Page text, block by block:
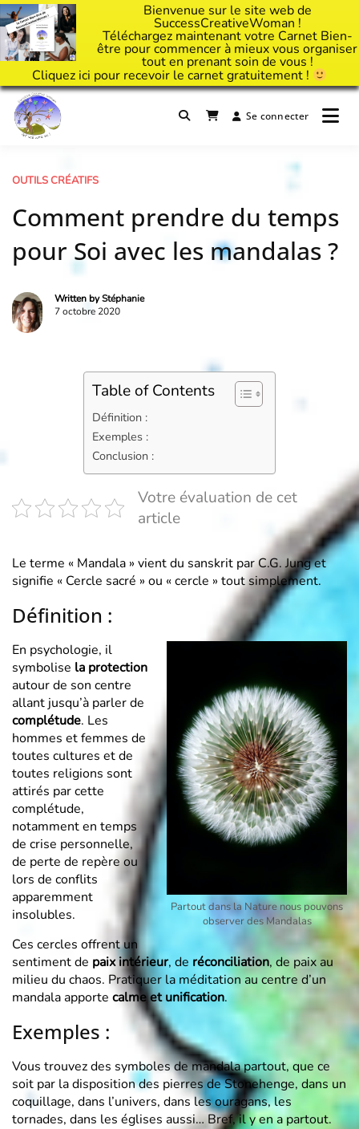
Bienvenue sur le site web de
SuccessCreativeWoman !
Téléchargez maintenant votre Carnet Bien-
être pour commencer à mieux vous organiser
tout en prenant soin de vous !
Cliquez ici pour recevoir le carnet gratuitement !
Passer
contenu
Il est temps d'ART'ivez votre vie !Se connecter
OUTILS CRÉATIFS
Comment prendre du temps
pour Soi avec les mandalas ?
Written byStéphanie
7 octobre 2020
Table of Contents
Définition :
Exemples :
Conclusion :
Votre évaluation de cet
article
Le terme « Mandala » vient du sanskrit par C.G. Jung et
signifie « Cercle sacré » ou « cercle » tout simplement.
Définition :
Partout dans la Nature nous pouvons
observer des Mandalas
En psychologie, il
symbolise la protection
autour de son centre
allant jusqu’à parler de
complétude. Les
hommes et femmes de
toutes cultures et de
toutes religions sont
attirés par cette
complétude,
notamment en temps
de crise personnelle,
de perte de repère ou
lors de conflits
apparemment
insolubles.
Ces cercles offrent un
sentiment de paix intérieur, de réconciliation, de paix au
milieu du chaos. Pratiquer la méditation au centre d’un
mandala apporte calme et unification.
Exemples :
Vous trouvez des symboles de mandala partout, que ce
soit par la disposition des pierres de Stonehenge, dans un
coquillage, dans l’univers, dans les ouragans, les
tornades, dans les églises aussi… Bref, il y en a partout.